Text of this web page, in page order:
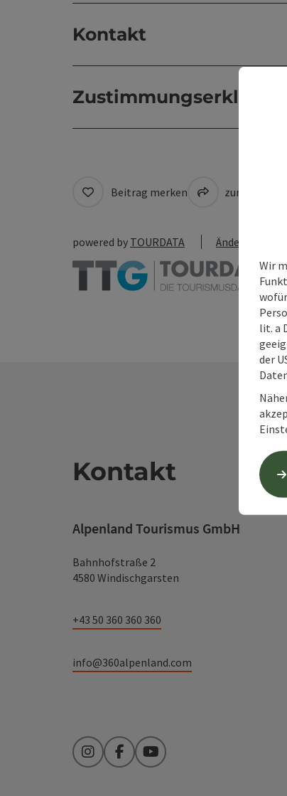
Kontakt
Zustimmungserklärung
Beitrag merken zum
powered by TOURDATA Änderung
Kontakt
Alpenland Tourismus GmbH
Bahnhofstraße 2
4580 Windischgarsten
+43 50 360 360 360
info@360alpenland.com
InstagramFacebookYouTube
Wir
lit. a
der